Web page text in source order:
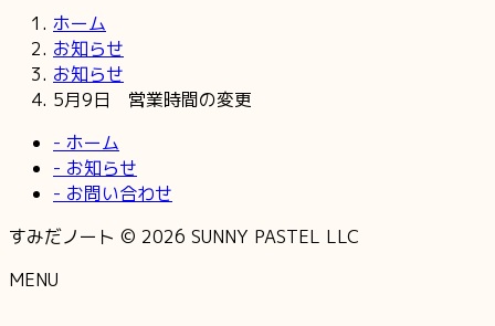
ホーム
お知らせ
お知らせ
5月9日 営業時間の変更
- ホーム
- お知らせ
- お問い合わせ
すみだノート © 2026 SUNNY PASTEL LLC
MENU